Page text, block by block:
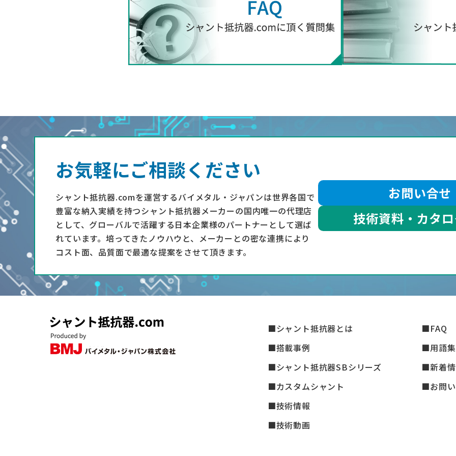
お気軽にご相談ください
シャント抵抗器.comを運営するバイメタル・ジャパンは世界各国で
豊富な納入実績を持つシャント抵抗器メーカーの国内唯一の代理店
として、グローバルで活躍する日本企業様のパートナーとして選ば
れています。培ってきたノウハウと、メーカーとの密な連携により
コスト面、品質面で最適な提案をさせて頂きます。
お問い合せ
技術資料・カタ
シャント抵抗器とは
搭載事例
シャント抵抗器SBシリーズ
カスタムシャント
技術情報
技術動画
FAQ
用語集
新着
お問